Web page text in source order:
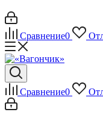
Сравнение0
Сравнение0